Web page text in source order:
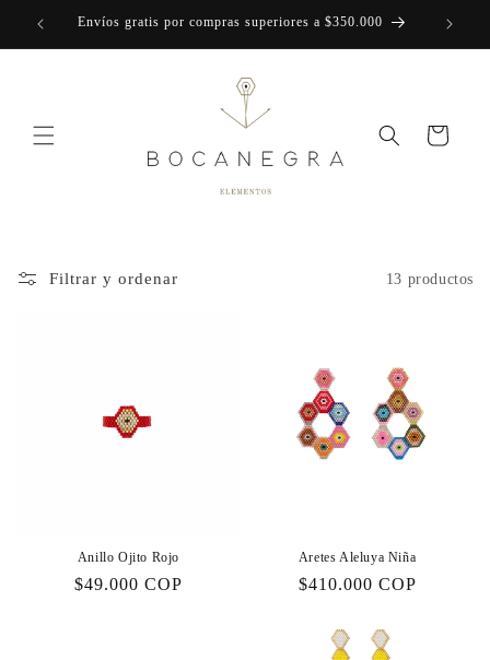
directamenteEnvíos gratis por compras superiores a $350.000
Carrito
Filtrar y ordenar 13 productos
Anillo Ojito Rojo
Precio
$49.000 COP
Aretes Aleluya Niña
Precio
$410.000 COP